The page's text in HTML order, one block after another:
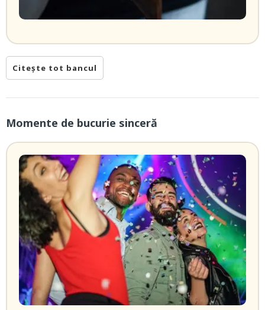
Citește tot bancul
Momente de bucurie sinceră